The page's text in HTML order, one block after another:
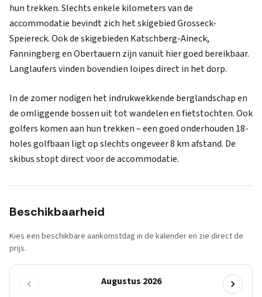
hun trekken. Slechts enkele kilometers van de
accommodatie bevindt zich het skigebied Grosseck-
Speiereck. Ook de skigebieden Katschberg-Aineck,
Fanningberg en Obertauern zijn vanuit hier goed bereikbaar.
Langlaufers vinden bovendien loipes direct in het dorp.
In de zomer nodigen het indrukwekkende berglandschap en
de omliggende bossen uit tot wandelen en fietstochten. Ook
golfers komen aan hun trekken – een goed onderhouden 18-
holes golfbaan ligt op slechts ongeveer 8 km afstand. De
skibus stopt direct voor de accommodatie.
Beschikbaarheid
Kies een beschikbare aankomstdag in de kalender en zie direct de
prijs.
Augustus 2026